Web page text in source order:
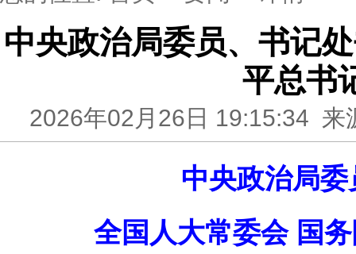
中央政治局委员、书记
平总书
2026年02月26日 19:15:34
中央政治局
全国人大常委会 国